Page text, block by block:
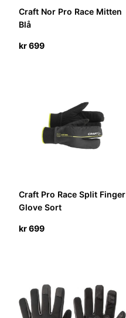
Craft Nor Pro Race Mitten
Blå
kr699
Craft Pro Race Split Finger
Glove Sort
kr699